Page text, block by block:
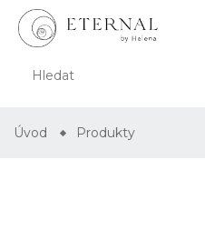
Úvod Produkty